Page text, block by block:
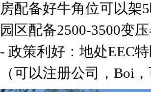
房配备好牛角位可以架5
园区配备2500-3500变
- 政策利好：地处EEC
（可以注册公司，Boi